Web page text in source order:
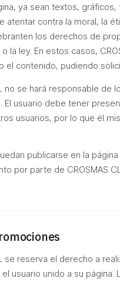
ya sean textos,
atentar contra la moral, la
los derechos de
la ley. En estos casos,
el contenido, pudiendo
no se hará responsable
El usuario debe tener
usuarios, por lo que él
publicarse en la
por parte de CROSMAS
se reserva el derecho a
usuario unido a su